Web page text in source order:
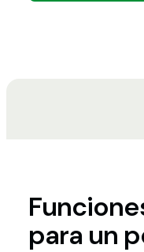
para un